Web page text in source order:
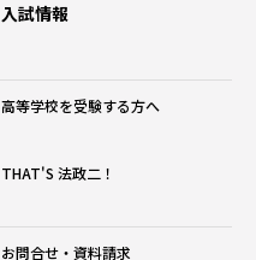
入試情報
高等学校を受験する方へ
THAT'S 法政二！
お問合せ・資料請求